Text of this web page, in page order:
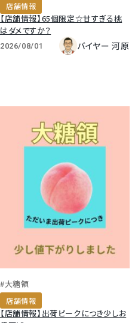
店舗情報
【店舗情報】65個限定☆甘すぎる桃
はダメですか？
2026/08/01 バイヤー 河原
#大糖領
店舗情報
【店舗情報】出荷ピークにつき少しお